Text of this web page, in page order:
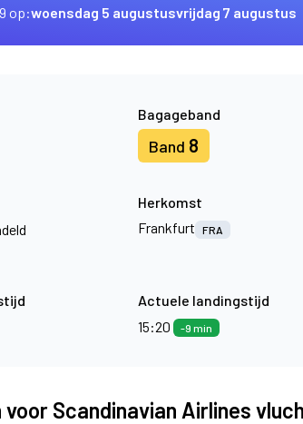
op:woensdag 5 augustusvrijdag 7 augustus
Bagageband
Band 8
Herkomst
Frankfurt
FRA
Actuele landingstijd
15:20
-9 min
Scandinavian Airlines